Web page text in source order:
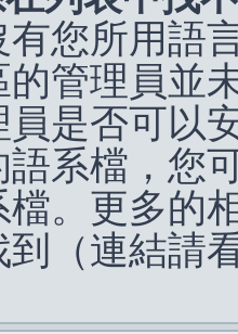
有您所用語
的管理員並
是否可以
語系檔，您
檔。更多的
到（連結請